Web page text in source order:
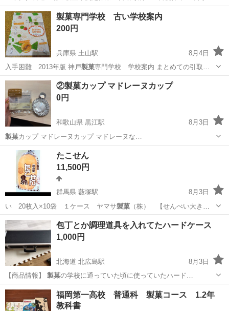
日128日★クリーンルーム内作業★マイカー通勤OK＆無料駐車場あり
★就業先食堂利用可！日払い制度あり！《茨城県常陸大宮市》 人気の
工場のお仕事 ◇コネクタ製造工...
茨城 常陸大宮市 静駅 その他
製菓専門学校 古い学校案内
200円
兵庫県 土山駅
8月4日
入手困難 2013年版 神戸製菓専門学校 学校案内 まとめての引取
大…
兵庫 加古郡 土山駅 雑誌
②製菓カップ マドレーヌカップ
0円
和歌山県 黒江駅
8月3日
製菓カップ マドレーヌカップ マドレーヌな…
和歌山 和歌山市
たこせん
11,500円
群馬県 藪塚駅
8月3日
い 20枚入×10袋 １ケース ヤマサ製菓（株） 【せんべい大き
さ：縦23ｃｍ×…
群馬 太田市 藪塚駅 食品
包丁とか調理道具を入れてたハードケース
1,000円
北海道 北広島駅
8月3日
【商品情報】 製菓の学校に通っていた頃に使っていたハード…
北海道 北広島市 北広島駅 バッグ
福岡第一高校 普通科 製菓コース 1.2年
教科書